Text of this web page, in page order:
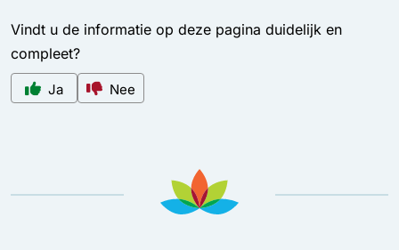
Vindt u de informatie op deze pagina duidelijk en
compleet?
Ja Nee